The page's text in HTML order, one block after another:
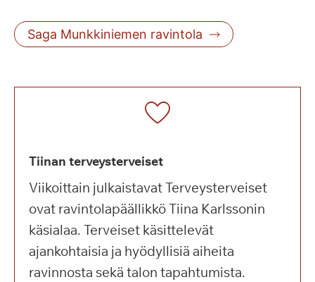
Saga Munkkiniemen ravintola
Tiinan terveysterveiset
Viikoittain julkaistavat Terveysterveiset
ovat ravintolapäällikkö Tiina Karlssonin
käsialaa. Terveiset käsittelevät
ajankohtaisia ja hyödyllisiä aiheita
ravinnosta sekä talon tapahtumista.